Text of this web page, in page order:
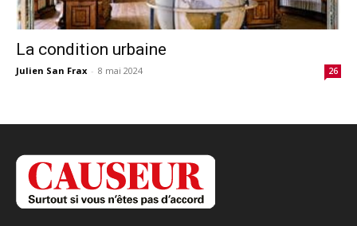
La condition urbaine
Julien San Frax - 8 mai 2024 26